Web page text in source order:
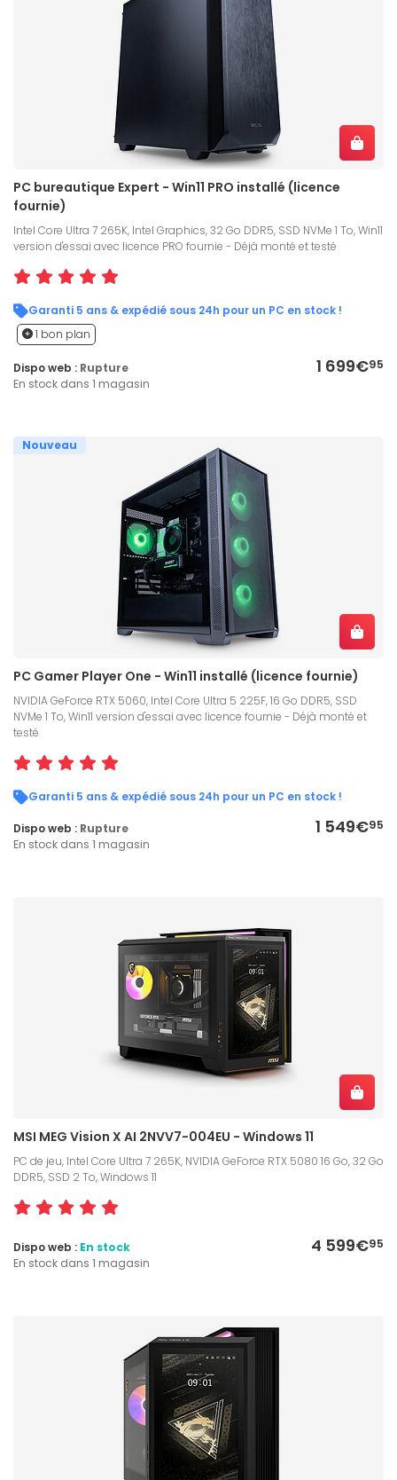
PC bureautique Expert - Win11 PRO installé (licence
fournie)
Intel Core Ultra 7 265K, Intel Graphics, 32 Go DDR5, SSD NVMe 1 To, Win11
version d'essai avec licence PRO fournie - Déjà monté et testé
Garanti 5 ans & expédié sous 24h pour un PC en stock !
1 bon plan
1 699€95
Dispo web : Rupture
En stock dans 1 magasin
Nouveau
PC Gamer Player One - Win11 installé (licence fournie)
NVIDIA GeForce RTX 5060, Intel Core Ultra 5 225F, 16 Go DDR5, SSD
NVMe 1 To, Win11 version d'essai avec licence fournie - Déjà monté et
testé
Garanti 5 ans & expédié sous 24h pour un PC en stock !
1 549€95
Dispo web : Rupture
En stock dans 1 magasin
MSI MEG Vision X AI 2NVV7-004EU - Windows 11
PC de jeu, Intel Core Ultra 7 265K, NVIDIA GeForce RTX 5080 16 Go, 32 Go
DDR5, SSD 2 To, Windows 11
4 599€95
Dispo web : En stock
En stock dans 1 magasin